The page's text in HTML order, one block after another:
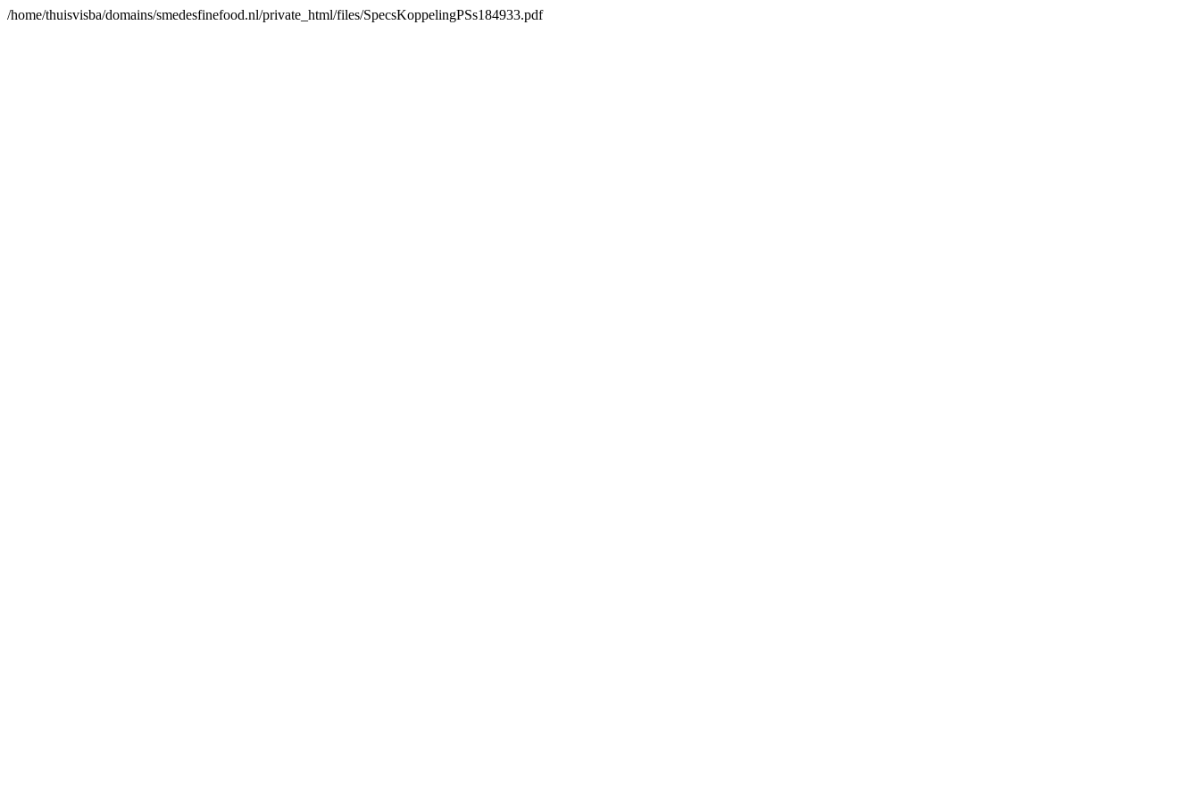
/home/thuisvisba/domains/smedesfinefood.nl/private_html/files/SpecsKoppelingPSs184933.pdf